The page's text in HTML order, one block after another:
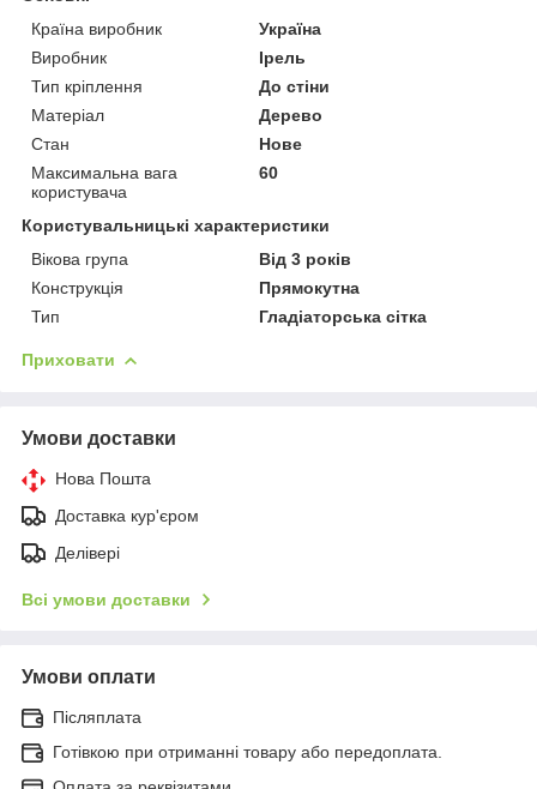
Країна виробник
Україна
Виробник
Ірель
Тип кріплення
До стіни
Матеріал
Дерево
Стан
Нове
Максимальна вага
користувача
60
Користувальницькі характеристики
Вікова група
Від 3 років
Конструкція
Прямокутна
Тип
Гладіаторська сітка
Приховати
Умови доставки
Нова Пошта
Доставка кур'єром
Делівері
Всі умови доставки
Умови оплати
Післяплата
Готівкою при отриманні товару або передоплата.